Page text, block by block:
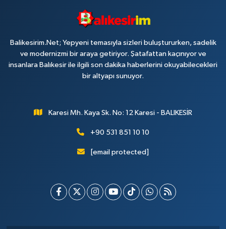
Balikesirim.Net; Yepyeni temasıyla sizleri buluştururken, sadelik
ve modernizmi bir araya getiriyor. Şatafattan kaçınıyor ve
insanlara Balıkesir ile ilgili son dakika haberlerini okuyabilecekleri
bir altyapı sunuyor.
Karesi Mh. Kaya Sk. No: 12 Karesi - BALIKESİR
+90 531 851 10 10
[email protected]